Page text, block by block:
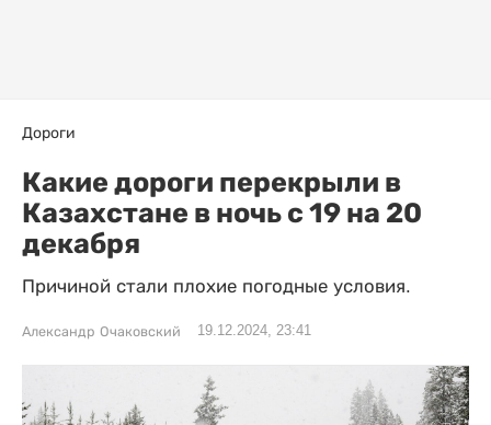
Дороги
Какие дороги перекрыли в
Казахстане в ночь с 19 на 20
декабря
Причиной стали плохие погодные условия.
Александр Очаковский 19.12.2024, 23:41